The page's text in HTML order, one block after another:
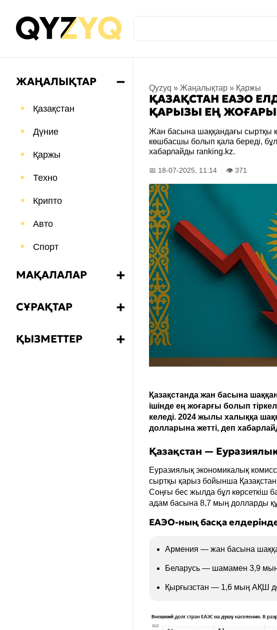
ЖАҢАЛЫҚТАР ➖
Қазақстан
Дүние
Қаржы
Техно
Крипто
Авто
Спорт
МАҚАЛАЛАР ➕
Азық-түлік және
сусындар
Саяхаттар және
СҰРАҚТАР ➕
Қалай?
ҚЫЗМЕТТЕР ➕
Qyzyq » Жаңалықтар » Қаржы
ҚАЗАҚСТАН ЕАЭО
ҚАРЫЗЫ ЕҢ
Жан басына шаққандағы сыртқы
көшбасшы болып қала береді, бұл
хабарлайды ranking.kz.
📅 18-07-2025, 11:14 👁️ 371
Қазақстанда жан басына
ішінде ең жоғарғы болып
келеді. 2024 жылы халыққа
долларына жетті, деп
Қазақстан —
Еуразиялық экономикалық
сыртқы қарыз бойынша
Соңғы бес жылда бұл көрсеткіш
адам басына 8,7 мың долларды
ЕАЭО-ның басқа
Армения — жан басына
Беларусь — шамамен 3,9
Қырғызстан — 1,6 мың АҚШ